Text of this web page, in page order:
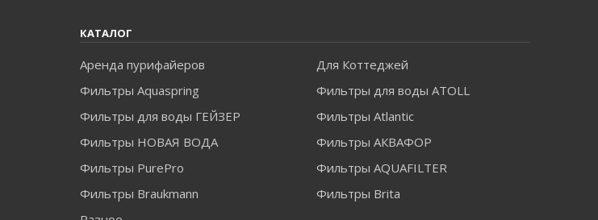
КАТАЛОГ
Аренда пурифайеров
Для Коттеджей
Фильтры Aquaspring
Фильтры для воды ATOLL
Фильтры для воды ГЕЙЗЕР
Фильтры Atlantic
Фильтры НОВАЯ ВОДА
Фильтры АКВАФОР
Фильтры PurePro
Фильтры AQUAFILTER
Фильтры Braukmann
Фильтры Brita